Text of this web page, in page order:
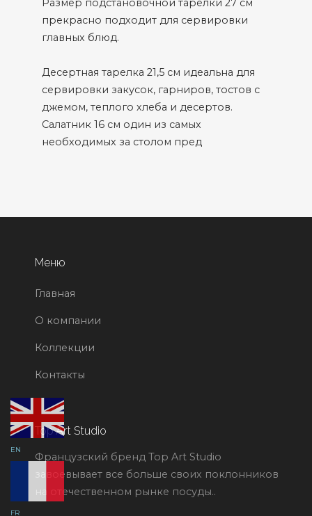
Размер подстановочной тарелки 27 см
прекрасно подходит для сервировки
главных блюд.
Десертная тарелка 21,5 см идеальна для
сервировки закусок, гарниров, тостов с
джемом, теплого хлеба и десертов.
Салатник 16 см один из самых
необходимых за столом пред
Меню
Главная
О компании
Коллекции
Контакты
Top Art Studio
Французский бренд Top Art Studio
завоевывает все больше своих поклонников
на отечественном рынке посуды..
EN
FR